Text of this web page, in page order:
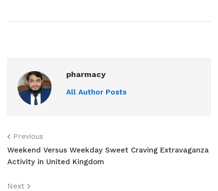
pharmacy
All Author Posts
Previous
Weekend Versus Weekday Sweet Craving Extravaganza
Activity in United Kingdom
Next